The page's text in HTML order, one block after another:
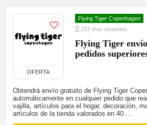
OFERTA
Flying Tiger Copenhagen
153 días restantes
Flying Tiger
pedidos
Obtendrá envío gratuito de Flying Tiger
automáticamente en cualquier pedido que
vajilla, artículos para el hogar, decoración,
artículos de la tienda valorados en 40 …